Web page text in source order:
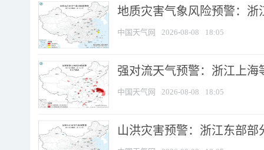
地质灾害气象风险预警：
中国天气网 2026-08-08 18:05
强对流天气预警：浙江上海
中国天气网 2026-08-08 18:05
山洪灾害预警：浙江东部